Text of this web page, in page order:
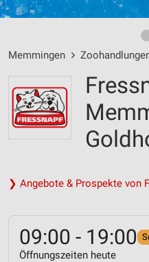
Memmingen
❯ Angebote & Prospekte von
09:00 - 19:00
Öffnungszeiten heute